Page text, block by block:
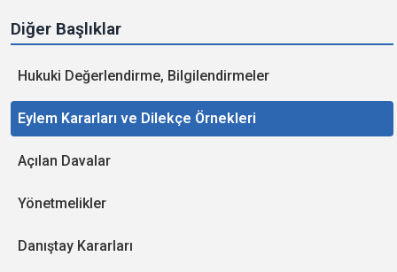
Diğer Başlıklar
Hukuki Değerlendirme, Bilgilendirmeler
Eylem Kararları ve Dilekçe Örnekleri
Açılan Davalar
Yönetmelikler
Danıştay Kararları